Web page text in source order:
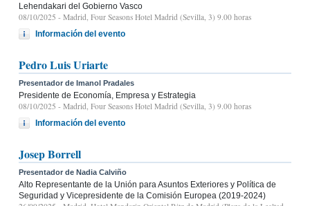
Lehendakari del Gobierno Vasco
08/10/2025 - Madrid, Four Seasons Hotel Madrid (Sevilla, 3) 9.00 horas
Información del evento
Pedro Luis Uriarte
Presentador de Imanol Pradales
Presidente de Economía, Empresa y Estrategia
08/10/2025 - Madrid, Four Seasons Hotel Madrid (Sevilla, 3) 9.00 horas
Información del evento
Josep Borrell
Presentador de Nadia Calviño
Alto Representante de la Unión para Asuntos Exteriores y Política de
Seguridad y Vicepresidente de la Comisión Europea (2019-2024)